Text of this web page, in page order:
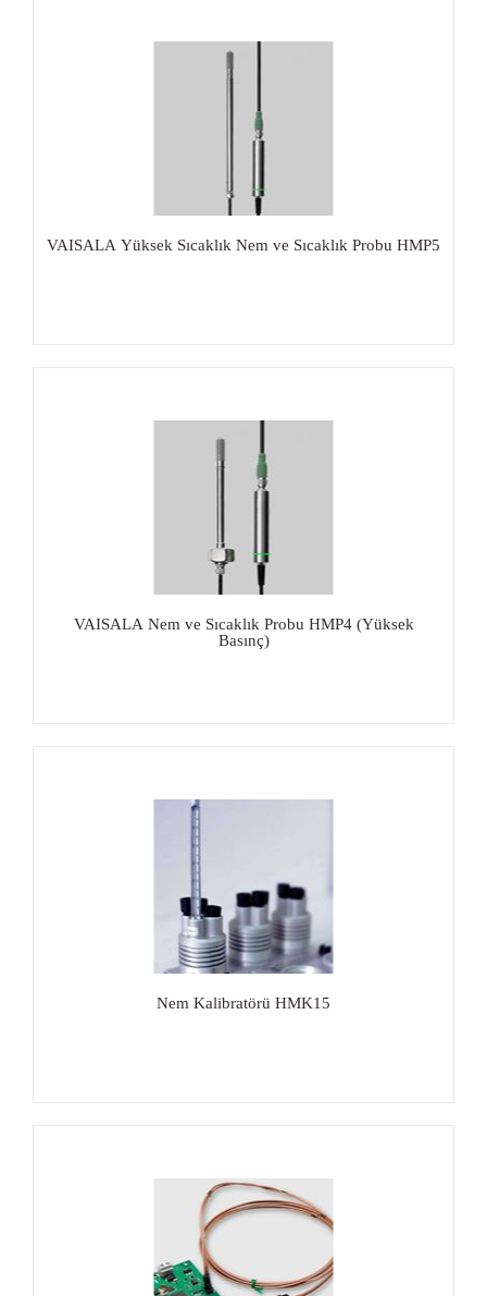
VAISALA Yüksek Sıcaklık Nem ve Sıcaklık Probu HMP5
VAISALA Nem ve Sıcaklık Probu HMP4 (Yüksek
Basınç)
Nem Kalibratörü HMK15